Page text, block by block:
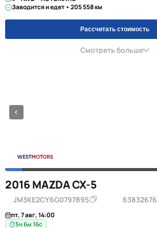
Заводится и едет • 205 558 км
Рассчитать стоимость
Смотреть больше
2016 MAZDA CX-5
JM3KE2CY6G0797895 63832676
пт, 7 авг, 14:00
5ч 6м 16с